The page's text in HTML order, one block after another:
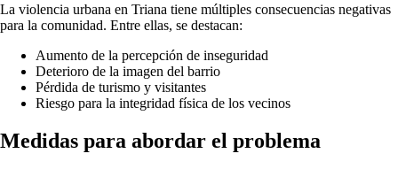
La violencia urbana en Triana tiene múltiples consecuencias negativas
para la comunidad. Entre ellas, se destacan:
Aumento de la percepción de inseguridad
Deterioro de la imagen del barrio
Pérdida de turismo y visitantes
Riesgo para la integridad física de los vecinos
Medidas para abordar el problema